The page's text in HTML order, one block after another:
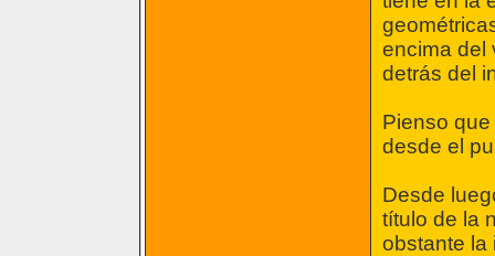
encima del
detrás del
Pienso
desde el
Desde
título de la
obstante la